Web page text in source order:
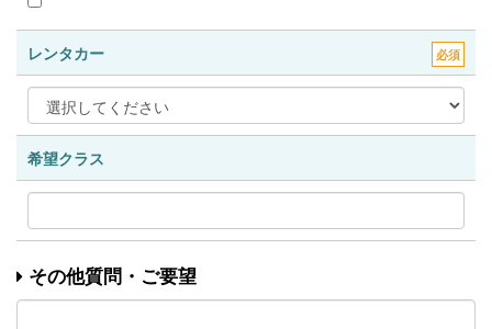
レンタカー 必須
希望クラス
その他質問・ご要望